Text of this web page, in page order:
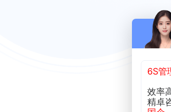
6S管
效率
精卓